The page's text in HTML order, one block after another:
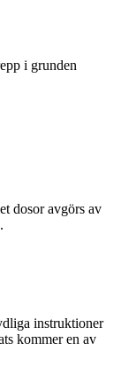
i grunden
dosor avgörs av
instruktioner
kommer en av